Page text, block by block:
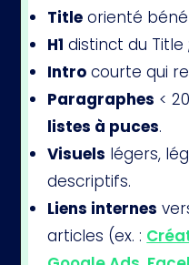
Title orienté
H1 distinct du Title ;
Intro courte qui
Paragraphes <
listes à puces.
Visuels légers,
descriptifs.
Liens internes
articles (ex. :